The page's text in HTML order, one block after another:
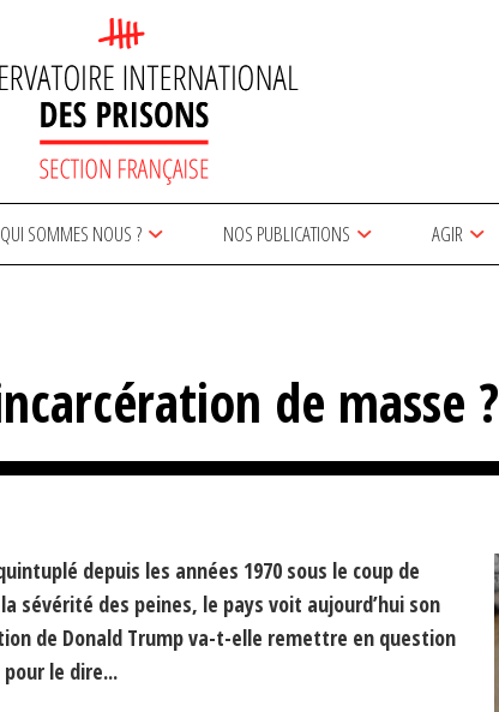
QUI SOMMES NOUS ? NOS PUBLICATIONS AGIR
de masse ?
depuis les années 1970 sous le coup de
des peines, le pays voit aujourd’hui son
de Donald Trump va-t-elle remettre en question
le dire...